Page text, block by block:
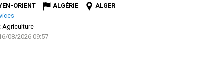
ORIENT ALGÉRIE
ALGER
Agriculture
08/2026 09:57